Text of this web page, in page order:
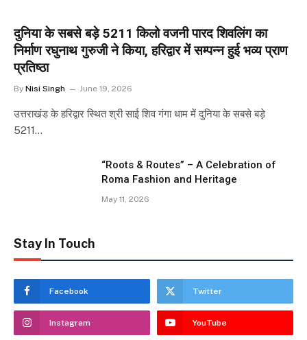
दुनिया के सबसे बड़े 5211 किलो वजनी पारद शिवलिंग का
निर्माण रघुनाथ गुरुजी ने किया, हरिद्वार में सम्पन्न हुई भव्य प्राण
प्रतिष्ठा
By Nisi Singh June 19, 2026
उत्तराखंड के हरिद्वार स्थित श्री साई शिव गंगा धाम में दुनिया के सबसे बड़े
5211…
“Roots & Routes” – A Celebration of
Roma Fashion and Heritage
May 11, 2026
Stay In Touch
Facebook Twitter
Instagram YouTube